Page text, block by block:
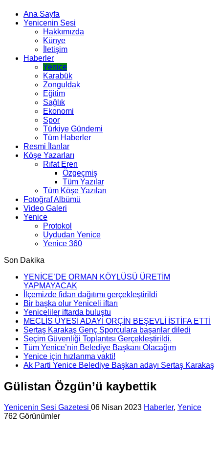
Ana Sayfa
Yenicenin Sesi
Hakkımızda
Künye
İletişim
Haberler
Yenice
Karabük
Zonguldak
Eğitim
Sağlık
Ekonomi
Spor
Türkiye Gündemi
Tüm Haberler
Resmi İlanlar
Köşe Yazarları
Rıfat Eren
Özgeçmiş
Tüm Yazılar
Tüm Köşe Yazıları
Fotoğraf Albümü
Video Galeri
Yenice
Protokol
Uydudan Yenice
Yenice 360
Son Dakika
YENİCE’DE ORMAN KÖYLÜSÜ ÜRETİM
YAPMAYACAK
İlçemizde fidan dağıtımı gerçekleştirildi
Bir başka olur Yeniceli iftarı
Yeniceliler iftarda buluştu
MECLİS ÜYESİ ADAYI ORÇİN BEŞEVLİ İSTİFA ETTİ
Sertaş Karakaş Genç Sporculara başarılar diledi
Seçim Güvenliği Toplantısı Gerçekleştirildi.
Tüm Yenice’nin Belediye Başkanı Olacağım
Yenice için hızlanma vakti!
Ak Parti Yenice Belediye Başkan adayı Sertaş Karakaş
Gülistan Özgün’ü kaybettik
Yenicenin Sesi Gazetesi 06 Nisan 2023 Haberler, Yenice
762 Görünümler